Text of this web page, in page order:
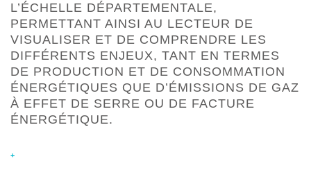
L’ÉCHELLE DÉPARTEMENTALE,
PERMETTANT AINSI AU LECTEUR DE
VISUALISER ET DE COMPRENDRE LES
DIFFÉRENTS ENJEUX, TANT EN TERMES
DE PRODUCTION ET DE CONSOMMATION
ÉNERGÉTIQUES QUE D’ÉMISSIONS DE GAZ
À EFFET DE SERRE OU DE FACTURE
ÉNERGÉTIQUE.
+